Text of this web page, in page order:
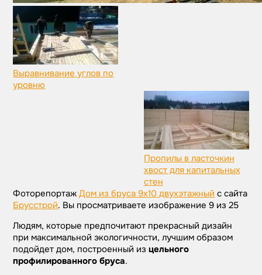
Выравнивание углов по
уровню
Пропилы в ласточкин
хвост для капитальных
стен
ФоторепортажДом из бруса 9х10 двухэтажный с сайта
Брусстрой. Вы просматриваете изображение 9 из 25
Людям, которые предпочитают прекрасный дизайн
при максимальной экологичности, лучшим образом
подойдет дом, построенный изцельного
профилированного бруса.